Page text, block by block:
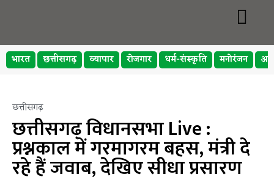
भारत छत्तीसगढ़ व्यापार रोजगार धर्म-संस्कृति मनोरंजन
छत्तीसगढ़
छत्तीसगढ़ विधानसभा Live :
प्रश्नकाल में गरमागरम बहस, मंत्री दे
रहे हैं जवाब, देखिए सीधा प्रसारण